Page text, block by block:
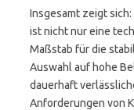
Insgesamt zeigt
ist nicht nur eine
Maßstab für die
Auswahl auf hohe
dauerhaft
Anforderungen von